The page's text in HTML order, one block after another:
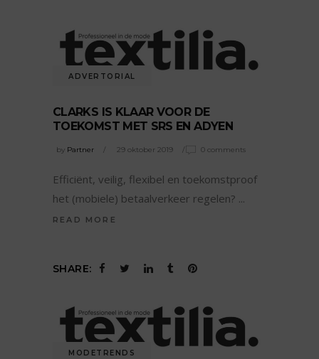
ADVERTORIAL
CLARKS IS KLAAR VOOR DE
TOEKOMST MET SRS EN ADYEN
by Partner 29 oktober 2019 0 comments
Efficiënt, veilig, flexibel en toekomstproof
het (mobiele) betaalverkeer regelen?
READ MORE
SHARE:
MODETRENDS